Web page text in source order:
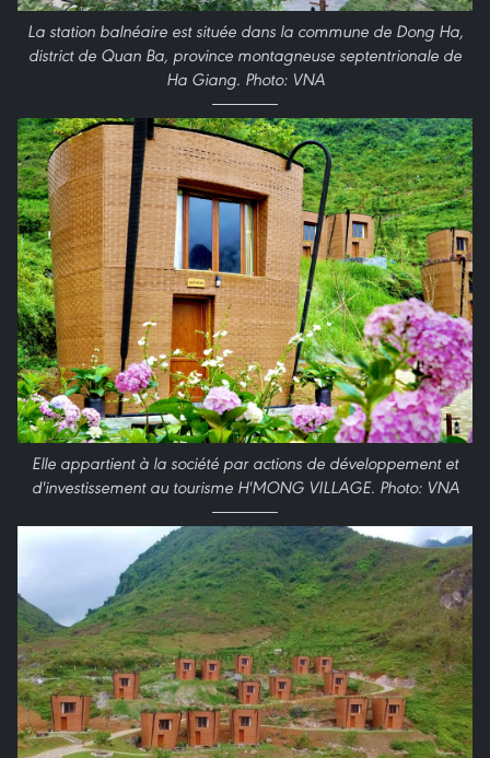
La station balnéaire est située dans la commune de Dong Ha,
district de Quan Ba, province montagneuse septentrionale de
Ha Giang. Photo: VNA
Elle appartient à la société par actions de développement et
d'investissement au tourisme H'MONG VILLAGE. Photo: VNA